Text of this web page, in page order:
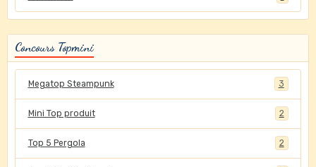
Concours Topmini
Megatop Steampunk 3
Mini Top produit 2
Top 5 Pergola 2